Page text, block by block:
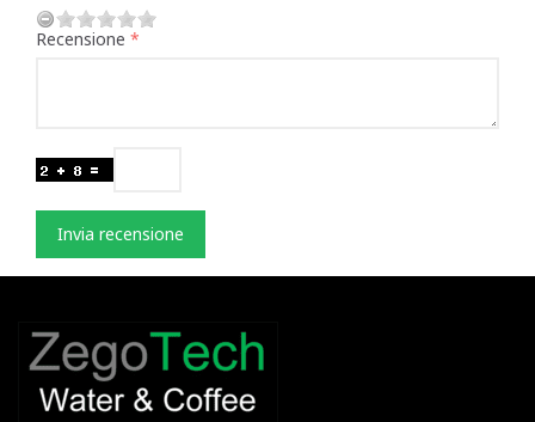
Recensione
Invia recensione